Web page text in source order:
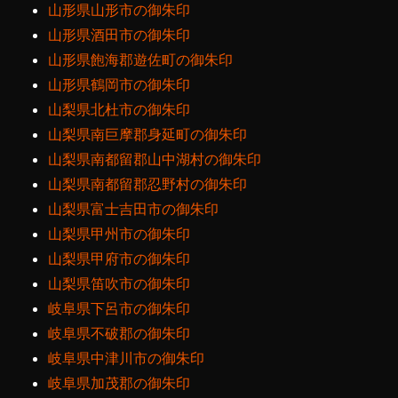
山形県山形市の御朱印
山形県酒田市の御朱印
山形県飽海郡遊佐町の御朱印
山形県鶴岡市の御朱印
山梨県北杜市の御朱印
山梨県南巨摩郡身延町の御朱印
山梨県南都留郡山中湖村の御朱印
山梨県南都留郡忍野村の御朱印
山梨県富士吉田市の御朱印
山梨県甲州市の御朱印
山梨県甲府市の御朱印
山梨県笛吹市の御朱印
岐阜県下呂市の御朱印
岐阜県不破郡の御朱印
岐阜県中津川市の御朱印
岐阜県加茂郡の御朱印